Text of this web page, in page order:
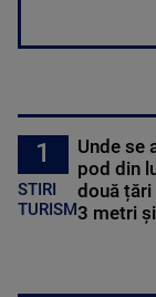
1
STIRI
TURISM
Unde se
pod din
două țări
3 metri